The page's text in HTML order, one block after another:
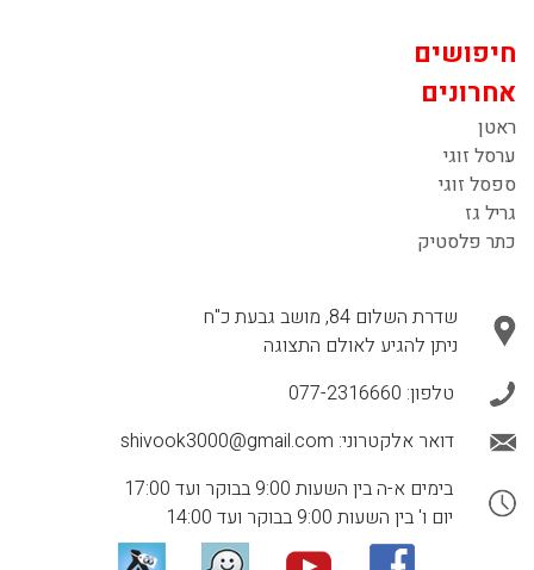
חיפושים
אחרונים
ראטן
ערסל זוגי
ספסל זוגי
גריל גז
כתר פלסטיק
שדרת השלום 84, מושב גבעת כ"ח
ניתן להגיע לאולם התצוגה
טלפון: 077-2316660
דואר אלקטרוני: shivook3000@gmail.com
בימים א-ה בין השעות 9:00 בבוקר ועד 17:00
יום ו' בין השעות 9:00 בבוקר ועד 14:00